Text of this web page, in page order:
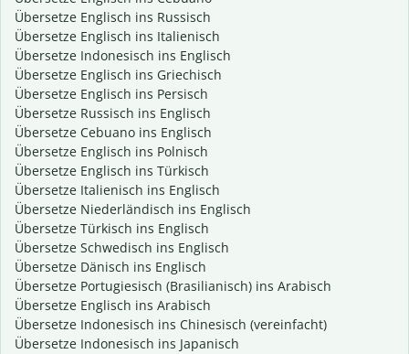
Übersetze Englisch ins Russisch
Übersetze Englisch ins Italienisch
Übersetze Indonesisch ins Englisch
Übersetze Englisch ins Griechisch
Übersetze Englisch ins Persisch
Übersetze Russisch ins Englisch
Übersetze Cebuano ins Englisch
Übersetze Englisch ins Polnisch
Übersetze Englisch ins Türkisch
Übersetze Italienisch ins Englisch
Übersetze Niederländisch ins Englisch
Übersetze Türkisch ins Englisch
Übersetze Schwedisch ins Englisch
Übersetze Dänisch ins Englisch
Übersetze Portugiesisch (Brasilianisch) ins Arabisch
Übersetze Englisch ins Arabisch
Übersetze Indonesisch ins Chinesisch (vereinfacht)
Übersetze Indonesisch ins Japanisch